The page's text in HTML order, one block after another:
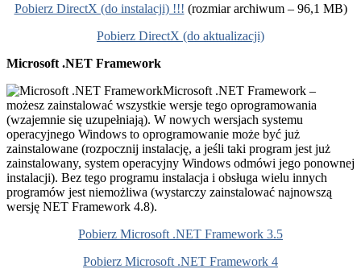
Pobierz DirectX (do instalacji) !!! (rozmiar archiwum – 96,1 MB)
Pobierz DirectX (do aktualizacji)
Microsoft .NET Framework
Microsoft .NET Framework –
możesz zainstalować wszystkie wersje tego oprogramowania
(wzajemnie się uzupełniają). W nowych wersjach systemu
operacyjnego Windows to oprogramowanie może być już
zainstalowane (rozpocznij instalację, a jeśli taki program jest już
zainstalowany, system operacyjny Windows odmówi jego ponownej
instalacji). Bez tego programu instalacja i obsługa wielu innych
programów jest niemożliwa (wystarczy zainstalować najnowszą
wersję NET Framework 4.8).
Pobierz Microsoft .NET Framework 3.5
Pobierz Microsoft .NET Framework 4